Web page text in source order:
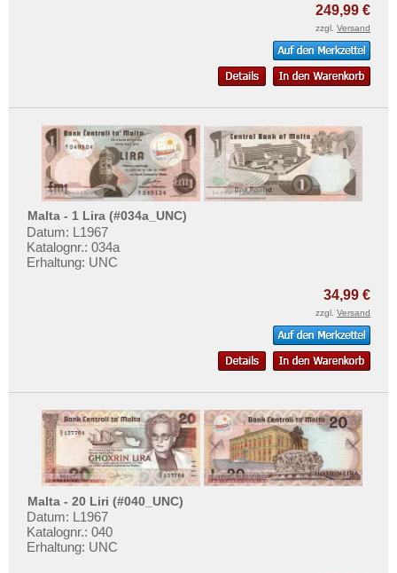
249,99 €
zzgl. Versand
Malta - 1 Lira (#034a_UNC)
Datum: L1967
Katalognr.: 034a
Erhaltung: UNC
34,99 €
zzgl. Versand
Malta - 20 Liri (#040_UNC)
Datum: L1967
Katalognr.: 040
Erhaltung: UNC